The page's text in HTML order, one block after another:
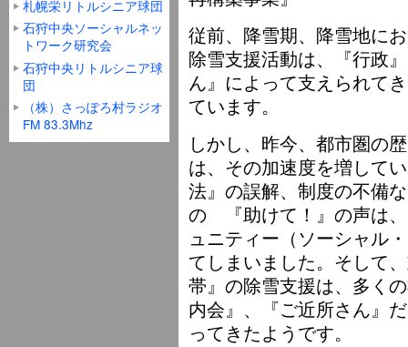
従前、降雪期、降雪地に
除雪支援活動は、『行政
ん』によって支えられて
ています。
しかし、昨今、都市圏の
は、その加速度を増して
法』の誤解、制度の不備
の 『助けて！』の声は
ュニティー（ソーシャル
てしまいました。そして
帯』の除雪支援は、多く
内会』、『ご近所さん』
ってきたようです。
札幌栄リトルシニア球団
石狩中央ソーシャルネッ
トワーク研究会
石狩中央リトルシニア球
団
（株）さっぽろ村ラジオ
FM 83.3Mhz